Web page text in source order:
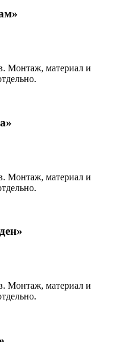
Монтаж, материал и
Монтаж, материал и
Монтаж, материал и